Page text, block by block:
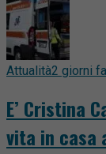
Attualità2 giorni fa
E’ Cristina
vita in casa